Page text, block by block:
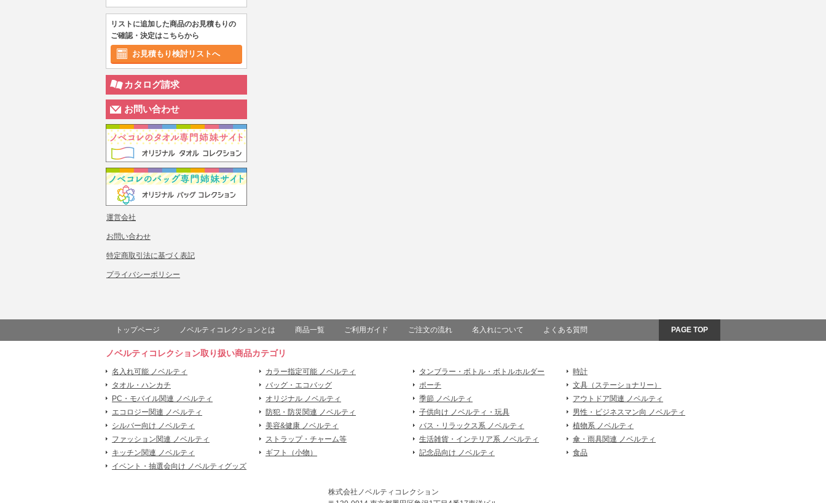
リストに追加した商品のお見積もりの
ご確認・決定はこちらから
お見積もり検討リストへ
カタログ請求
お問い合わせ
運営会社
お問い合わせ
特定商取引法に基づく表記
プライバシーポリシー
トップページ ノベルティコレクションとは 商品一覧 ご利用ガイド ご注文の流れ 名入れについて よくある質問 PAGE TOP
ノベルティコレクション取り扱い商品カテゴリ
名入れ可能 ノベルティ カラー指定可能 ノベルティ タンブラー・ボトル・ボトルホルダー
時計
タオル・ハンカチ
バッグ・エコバッグ ポーチ
文具（ステーショナリー）
PC・モバイル関連 ノベルティ
オリジナル ノベルティ 季節 ノベルティ
アウトドア関連 ノベルティ
エコロジー関連 ノベルティ
防犯・防災関連 ノベルティ 子供向け ノベルティ・玩具
男性・ビジネスマン向 ノベルティ
シルバー向け ノベルティ
美容&健康 ノベルティ バス・リラックス系 ノベルティ
植物系 ノベルティ
ファッション関連 ノベルティ
ストラップ・チャーム等 生活雑貨・インテリア系 ノベルティ
傘・雨具関連 ノベルティ
キッチン関連 ノベルティ
ギフト（小物） 記念品向け ノベルティ
食品
イベント・抽選会向け ノベルティグッズ
株式会社ノベルティコレクション